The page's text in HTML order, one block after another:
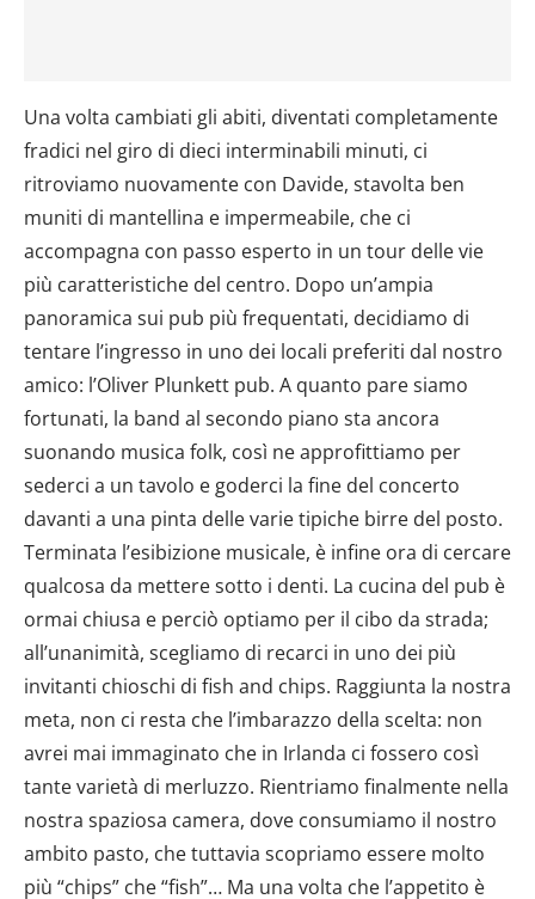
Una volta cambiati gli abiti, diventati completamente
fradici nel giro di dieci interminabili minuti, ci
ritroviamo nuovamente con Davide, stavolta ben
muniti di mantellina e impermeabile, che ci
accompagna con passo esperto in un tour delle vie
più caratteristiche del centro. Dopo un’ampia
panoramica sui pub più frequentati, decidiamo di
tentare l’ingresso in uno dei locali preferiti dal nostro
amico: l’Oliver Plunkett pub. A quanto pare siamo
fortunati, la band al secondo piano sta ancora
suonando musica folk, così ne approfittiamo per
sederci a un tavolo e goderci la fine del concerto
davanti a una pinta delle varie tipiche birre del posto.
Terminata l’esibizione musicale, è infine ora di cercare
qualcosa da mettere sotto i denti. La cucina del pub è
ormai chiusa e perciò optiamo per il cibo da strada;
all’unanimità, scegliamo di recarci in uno dei più
invitanti chioschi di fish and chips. Raggiunta la nostra
meta, non ci resta che l’imbarazzo della scelta: non
avrei mai immaginato che in Irlanda ci fossero così
tante varietà di merluzzo. Rientriamo finalmente nella
nostra spaziosa camera, dove consumiamo il nostro
ambito pasto, che tuttavia scopriamo essere molto
più “chips” che “fish”… Ma una volta che l’appetito è